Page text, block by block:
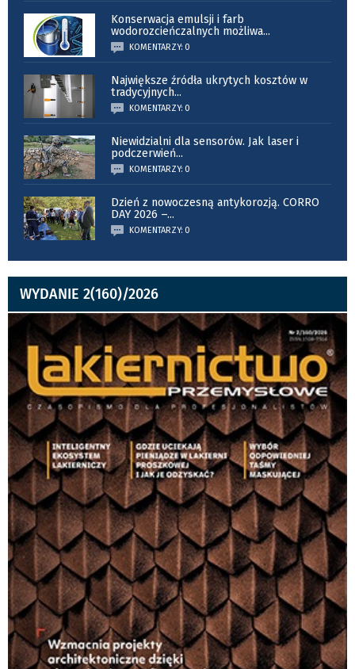
Konserwacja emulsji i farb
wodorozcieńczalnych możliwa...
KOMENTARZY: 0
Największe źródła ukrytych kosztów w
tradycyjnych...
KOMENTARZY: 0
Niewidzialni dla sensorów. Jak laser i
podczerwień...
KOMENTARZY: 0
Dzień z nowoczesną antykorozją. CORRO
DAY 2026 –...
KOMENTARZY: 0
WYDANIE 2(160)/2026